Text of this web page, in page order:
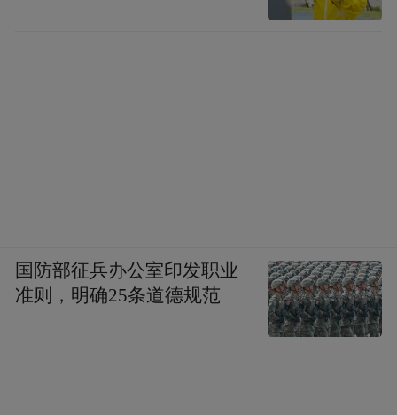
国防部征兵办公室印发职业
准则，明确25条道德规范